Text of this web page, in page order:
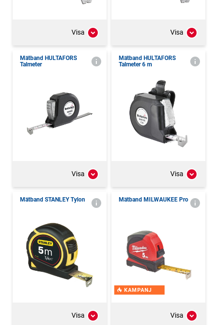
Visa Visa
Mätband HULTAFORS
Talmeter
Visa
Mätband HULTAFORS
Talmeter 6 m
Visa
Mätband STANLEY Tylon
Visa
Mätband MILWAUKEE Pro
KAMPANJ
Visa